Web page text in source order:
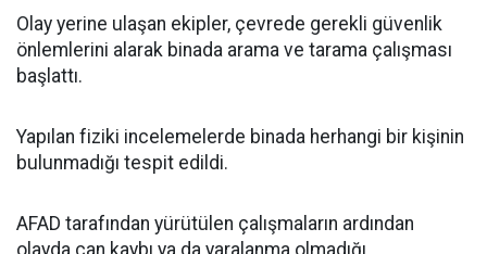
Olay yerine ulaşan ekipler, çevrede gerekli güvenlik
önlemlerini alarak binada arama ve tarama çalışması
başlattı.
Yapılan fiziki incelemelerde binada herhangi bir kişinin
bulunmadığı tespit edildi.
AFAD tarafından yürütülen çalışmaların ardından
olayda can kaybı ya da yaralanma olmadığı